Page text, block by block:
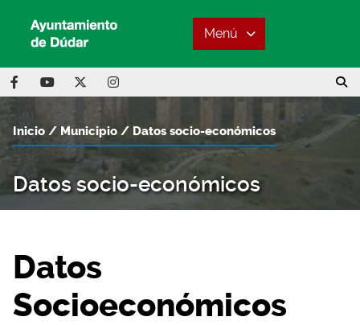
Menú
Datos socio-económicos
Inicio Municipio Datos socio-económicos
Datos
Socioeconómicos